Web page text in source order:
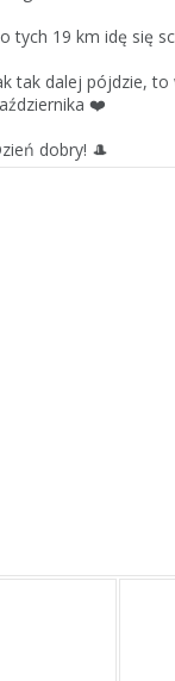
tych 19 km idę się
tak dalej pójdzie,
❤️
dobry! 🎩